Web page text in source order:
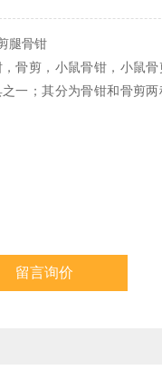
腿骨钳
骨剪，小鼠骨钳，小鼠骨
一；其分为骨钳和骨剪
留言询价